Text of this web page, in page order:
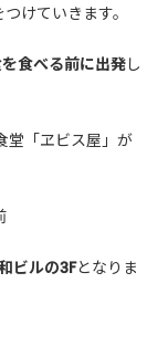
けていきます。
食べる前に出発し
堂「ヱビス屋」が
ビルの3Fとなりま